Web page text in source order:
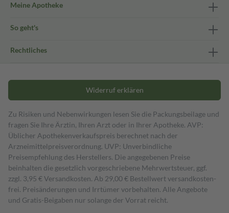
Meine Apotheke
So geht's
Rechtliches
Widerruf erklären
Zu Risiken und Nebenwirkungen lesen Sie die Packungsbeilage und
fragen Sie Ihre Ärztin, Ihren Arzt oder in Ihrer Apotheke. AVP:
Üblicher Apothekenverkaufspreis berechnet nach der
Arzneimittelpreisverordnung. UVP: Unverbindliche
Preisempfehlung des Herstellers. Die angegebenen Preise
beinhalten die gesetzlich vorgeschriebene Mehrwertsteuer, ggf.
zzgl. 3,95 € Versandkosten. Ab 29,00 € Bestell­wert versand­kosten­
frei. Preisänderungen und Irrtümer vorbehalten. Alle Angebote
und Gratis-Beigaben nur solange der Vorrat reicht.